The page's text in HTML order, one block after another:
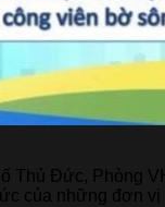
Đức, Phòng
của những đơn